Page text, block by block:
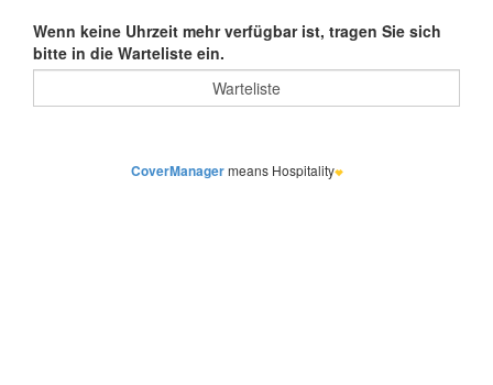
Wenn keine Uhrzeit mehr verfügbar ist, tragen Sie sich
bitte in die Warteliste ein.
CoverManagermeans Hospitality